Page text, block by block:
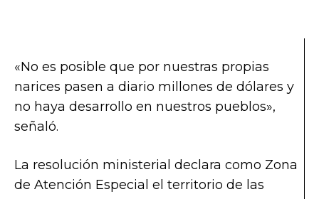
«No es posible que por nuestras propias
narices pasen a diario millones de dólares y
no haya desarrollo en nuestros pueblos»,
señaló.
La resolución ministerial declara como Zona
de Atención Especial el territorio de las